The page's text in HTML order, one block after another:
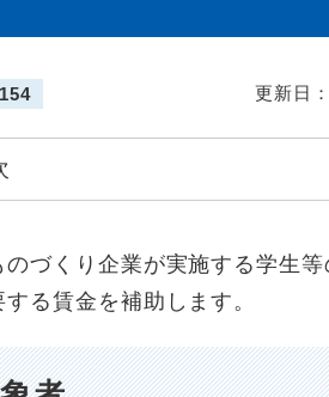
更新日
づくり企業が実施する学生
る賃金を補助します。